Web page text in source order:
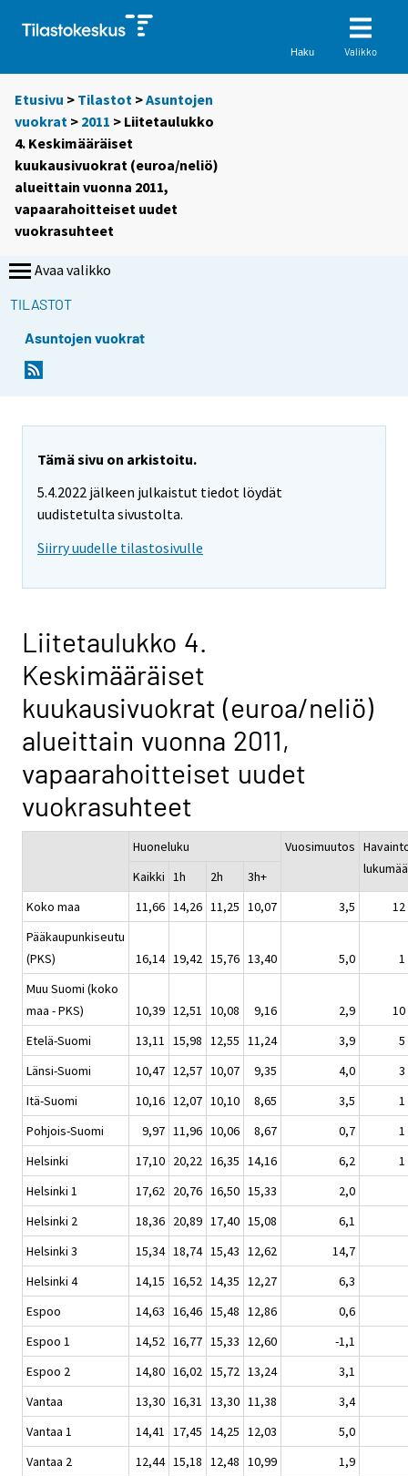
Haku Valikko
Etusivu > Tilastot >Asuntojen
vuokrat > 2011 > Liitetaulukko
4. Keskimääräiset
kuukausivuokrat (euroa/neliö)
alueittain vuonna 2011,
vapaarahoitteiset uudet
vuokrasuhteet
Avaa valikko
TILASTOT
Asuntojen vuokrat
Tämä sivu on arkistoitu.
5.4.2022 jälkeen julkaistut tiedot löydät
uudistetulta sivustolta.
Siirry uudelle tilastosivulle
Liitetaulukko 4.
Keskimääräiset
kuukausivuokrat (euroa/neliö)
alueittain vuonna 2011,
vapaarahoitteiset uudet
vuokrasuhteet
Huoneluku Vuosimuutos
Kaikki 1h 2h
3h+
Koko maa
11,66 14,26 11,25 10,07 3,5
12
Pääkaupunkiseutu
(PKS)
16,14 19,42 15,76 13,40 5,0
1
Muu Suomi (koko
maa - PKS)
10,39 12,51 10,08 9,16 2,9
10
Etelä-Suomi
13,11 15,98 12,55 11,24 3,9
5
Länsi-Suomi
10,47 12,57 10,07 9,35 4,0
3
Itä-Suomi
10,16 12,07 10,10 8,65 3,5
1
Pohjois-Suomi
9,97 11,96 10,06 8,67 0,7
1
Helsinki
17,10 20,22 16,35 14,16 6,2
1
Helsinki 1
17,62 20,76 16,50 15,33
2,0
Helsinki 2
18,36 20,89 17,40 15,08
6,1
Helsinki 3
15,34 18,74 15,43 12,62
14,7
Helsinki 4
14,15 16,52 14,35 12,27
6,3
Espoo
14,63 16,46 15,48 12,86
0,6
Espoo 1
14,52 16,77 15,33 12,60
-1,1
Espoo 2
14,80 16,02 15,72 13,24
3,1
Vantaa
13,30 16,31 13,30 11,38
3,4
Vantaa 1
14,41 17,45 14,25 12,03
5,0
Vantaa 2
12,44 15,18 12,48 10,99
1,9